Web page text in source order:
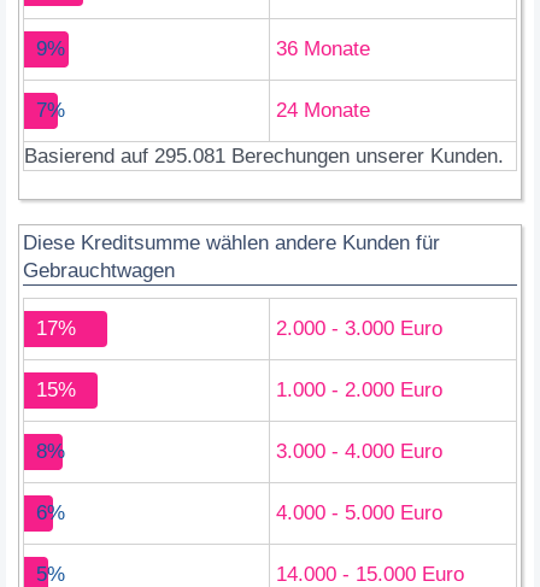
9% 36 Monate
7%
24 Monate
Basierend auf 295.081 Berechungen unserer Kunden.
Diese Kreditsumme wählen andere Kunden für
Gebrauchtwagen
17% 2.000 - 3.000 Euro
15% 1.000 - 2.000 Euro
8% 3.000 - 4.000 Euro
6% 4.000 - 5.000 Euro
5%
14.000 - 15.000 Euro